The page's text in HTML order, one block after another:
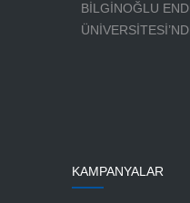
BİLGİNOĞLU
KAMPANYALAR